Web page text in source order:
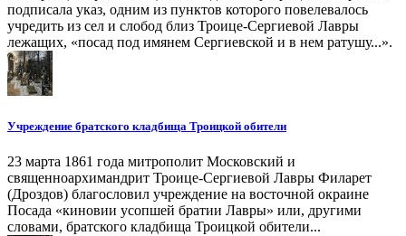
подписала указ, одним из пунктов которого повелевалось
учредить из сел и слобод близ Троице-Сергиевой Лавры
лежащих, «посад под имянем Сергиевской и в нем ратушу...».
Учреждение братского кладбища Троицкой обители
23 марта 1861 года митрополит Московский и
священноархимандрит Троице-Сергиевой Лавры Филарет
(Дроздов) благословил учреждение на восточной окраине
Посада «киновии усопшей братии Лавры» или, другими
словами, братского кладбища Троицкой обители...